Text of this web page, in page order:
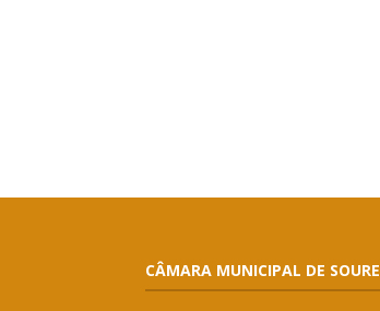
CÂMARA MUNICIPAL DE SOURE